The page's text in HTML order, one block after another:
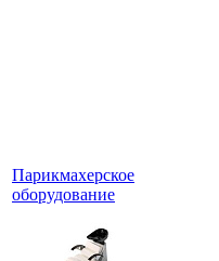
Парикмахерское
оборудование